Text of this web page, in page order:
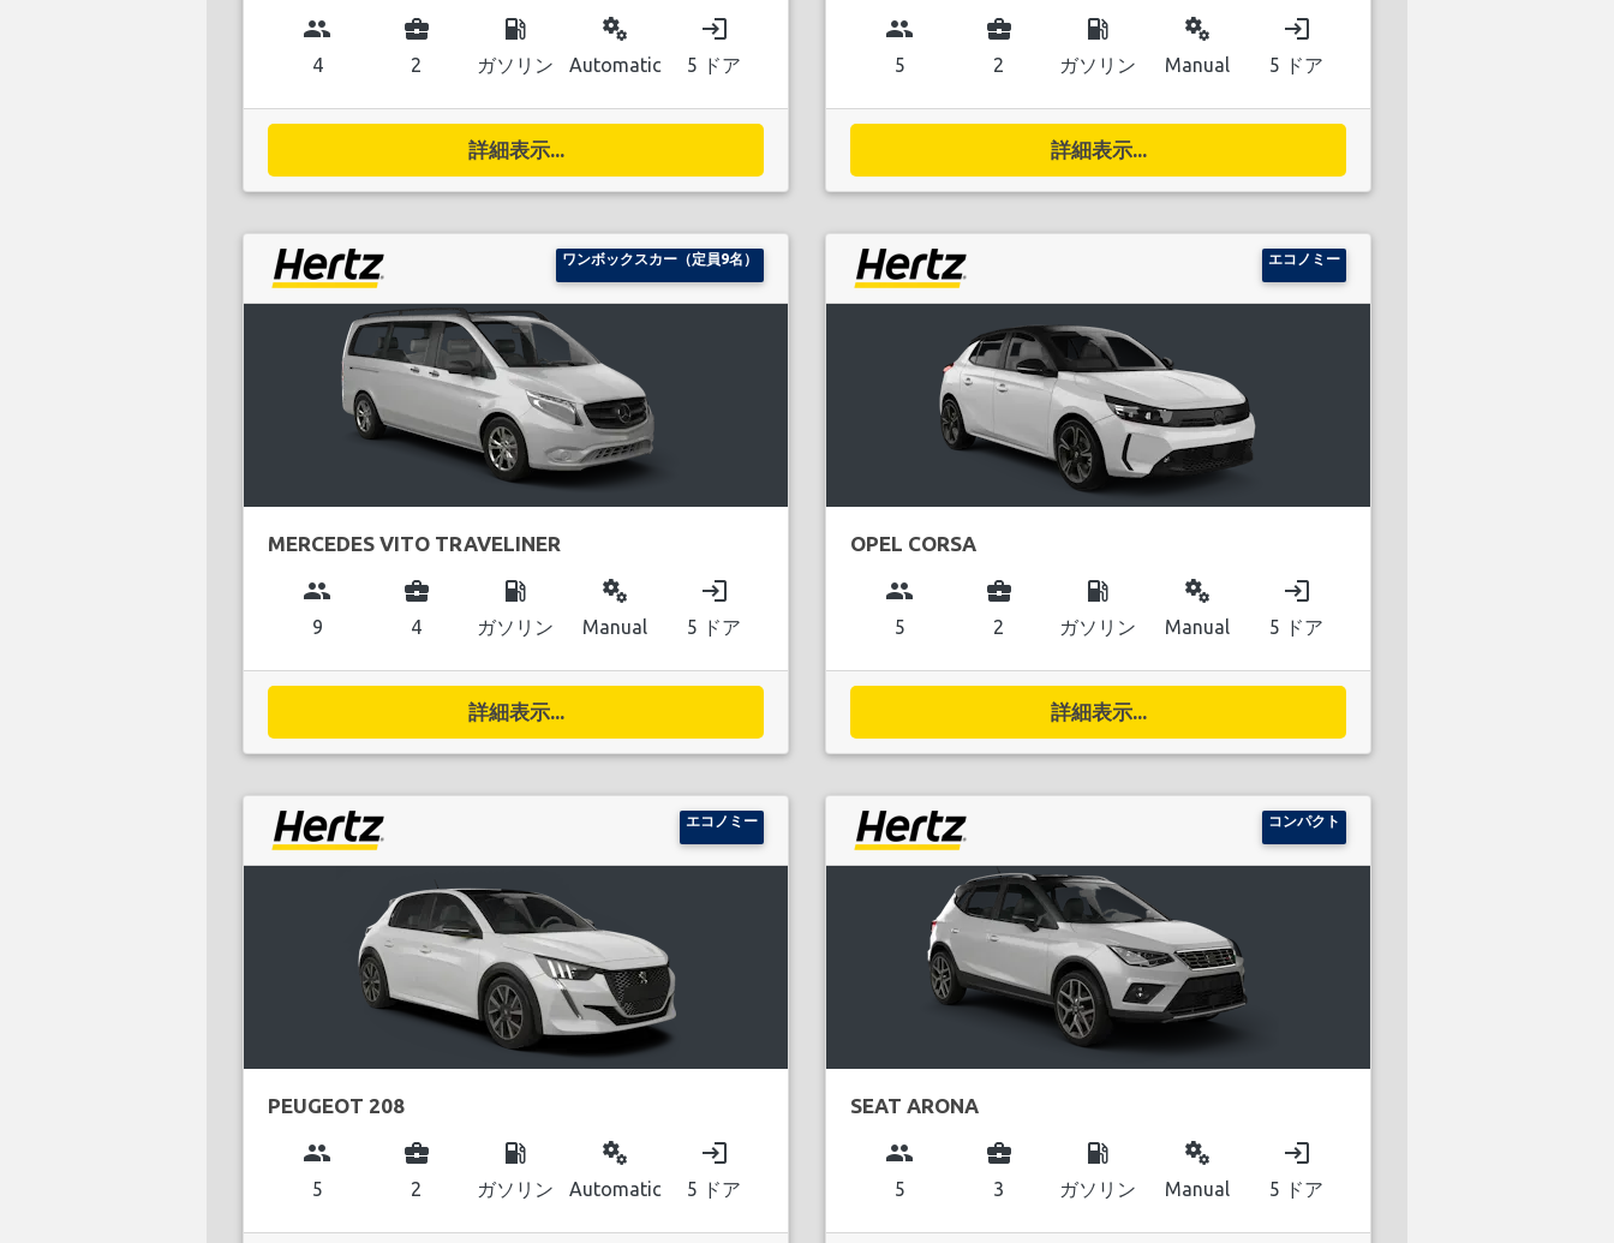
group
4
business_center
2
local_gas_station
ガソリン
miscellaneous_services
Automatic
login
5 ドア
詳細表示...
group
5
business_center
2
local_gas_station
ガソリン
miscellaneous_services
Manual
login
5 ドア
詳細表示...
ワンボックスカー（定員9名）
MERCEDES VITO TRAVELINER
group
9
business_center
4
local_gas_station
ガソリン
miscellaneous_services
Manual
login
5 ドア
詳細表示...
エコノミー
OPEL CORSA
group
5
business_center
2
local_gas_station
ガソリン
miscellaneous_services
Manual
login
5 ドア
詳細表示...
エコノミー
PEUGEOT 208
group
5
business_center
2
local_gas_station
ガソリン
miscellaneous_services
Automatic
login
5 ドア
コンパクト
SEAT ARONA
group
5
business_center
3
local_gas_station
ガソリン
miscellaneous_services
Manual
login
5 ドア